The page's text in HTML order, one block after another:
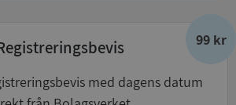
99 kr
med dagens datum